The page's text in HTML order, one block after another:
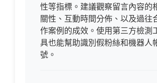
性等指標。建議觀察留言內容的
關性、互動時間分佈、以及過往
作案例的成效。使用第三方檢測
具也能幫助識別假粉絲和機器人
號。